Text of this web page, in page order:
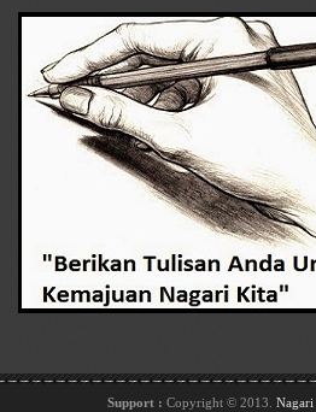
Support : Copyright © 2013. Nagari